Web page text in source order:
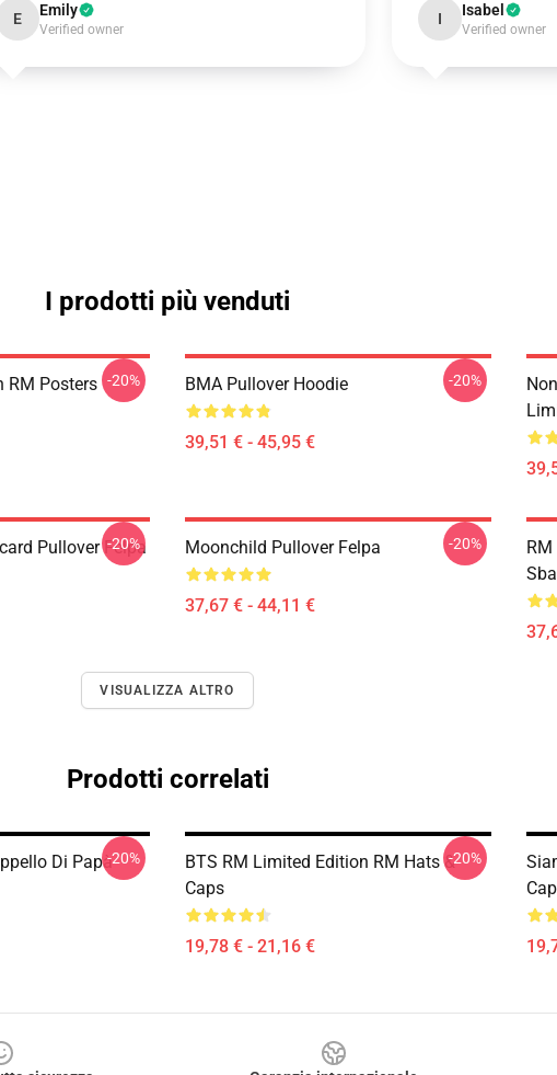
E Emily
Verified owner
I Isabel
Verified owner
I prodotti più venduti
RM Posters -20% BMA Pullover Hoodie
39,51 € - 45,95 €
-20%
Pullover Felpa
-20% Moonchild Pullover Felpa
37,67 € - 44,11 €
-20%
VISUALIZZA ALTRO
Prodotti correlati
Di Papà-20%
BTS RM Limited Edition RM Hats &
Caps
19,78 € - 21,16 €
-20%